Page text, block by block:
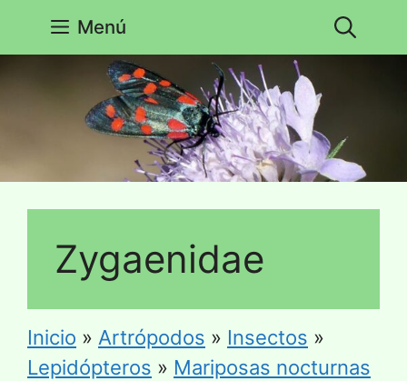
contenido
Menú
Zygaenidae
Inicio » Artrópodos » Insectos »
Lepidópteros » Mariposas nocturnas